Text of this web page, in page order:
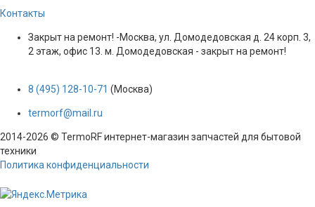
Контакты
Закрыт на ремонт! -Москва, ул. Домодедовская д. 24 корп. 3,
2 этаж, офис 13. м. Домодедовская - закрыт на ремонт!
8 (495) 128-10-71 (Москва)
termorf@mail.ru
2014-2026 © TermoRF интернет-магазин запчастей для бытовой
техники
Политика конфиденциальности